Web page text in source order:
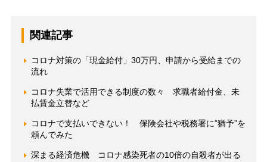
関連記事
コロナ対策の「現金給付」30万円、申請から受給までの
流れ
コロナ失業で活用できる制度の数々 求職者給付金、未
払賃金立替など
コロナで支払いできない！ 保険会社や税務署に“猶予”を
頼んでみた
深まる経済危機 コロナ感染死者の10倍の自殺者が出る